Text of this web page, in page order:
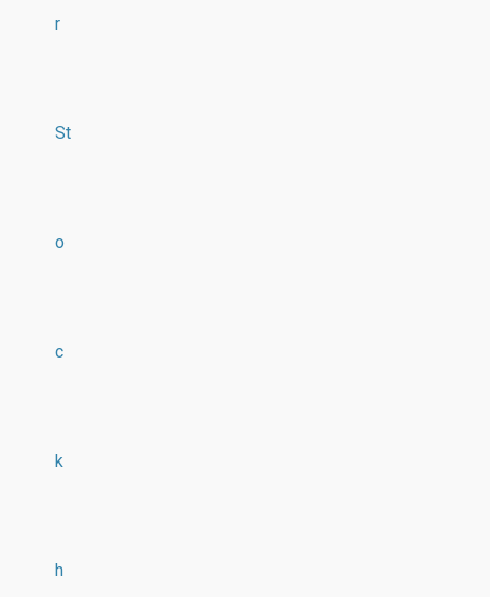
r
St
o
c
k
h